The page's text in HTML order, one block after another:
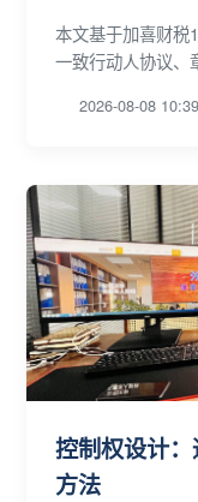
本文基于加喜财税
一致行动人协议、
2026-08-08
控制权设计
方法